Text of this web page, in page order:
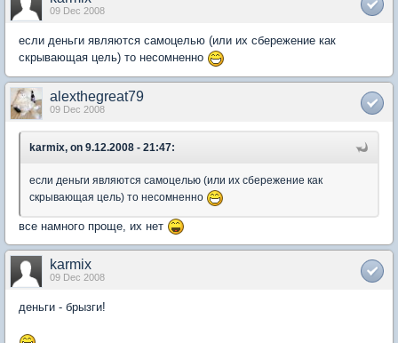
09 Dec 2008
если деньги являются самоцелью (или их сбережение как
скрывающая цель) то несомненно
alexthegreat79
09 Dec 2008
karmix, on 9.12.2008 - 21:47:
если деньги являются самоцелью (или их сбережение как
скрывающая цель) то несомненно
все намного проще, их нет
karmix
09 Dec 2008
деньги - брызги!